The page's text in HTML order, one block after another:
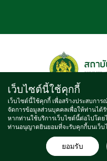
Copyright © 2021
ARTS, ALL
จำนวนผู้เข้าชม ตั้งแต่วันที่ 16
เว็บไซต์นี้ใช้คุกกี้
เว็บไซต์นี้ใช้คุกกี้ เพื่อสร้างประสบกา
จัดการข้อมูลส่วนบุคคลเพื่อให้ท่านได้
หากท่านใช้บริการเว็บไซต์นี้ต่อไปโด
ท่านอนุญาตยินยอมที่จะรับคุกกี้บนเว็บ
ยอมรับ